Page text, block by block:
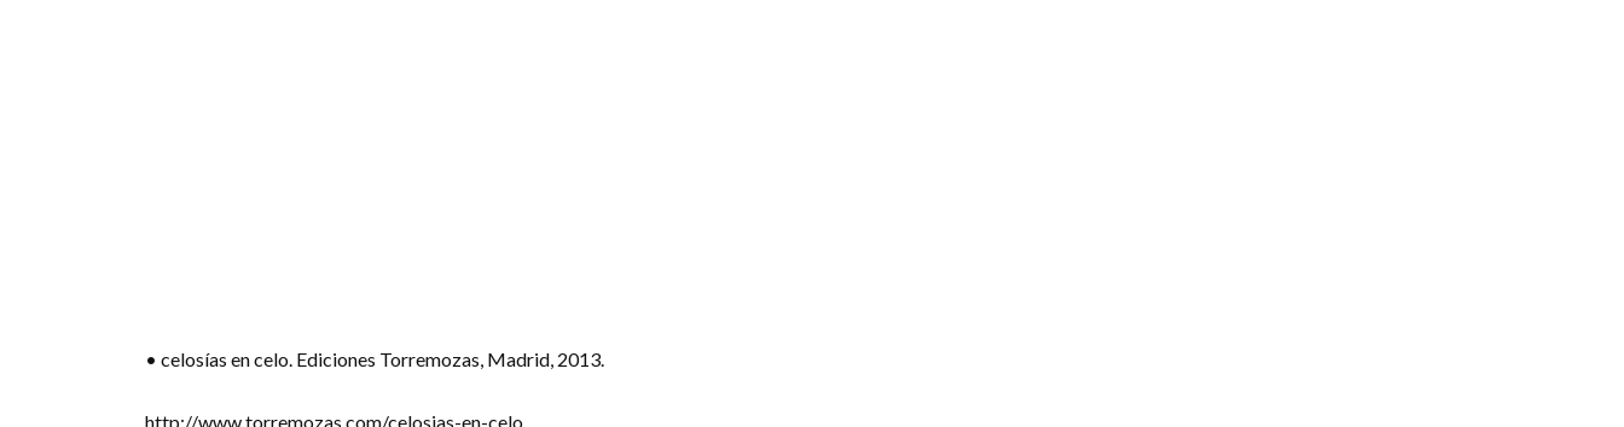
• celosías en celo. Ediciones Torremozas, Madrid, 2013.
http://www.torremozas.com/celosias-en-celo